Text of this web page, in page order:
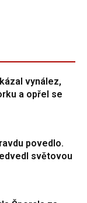
vynález,
a opřel se
povedlo.
světovou